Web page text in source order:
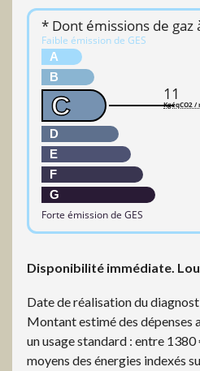
* Dont émissions de
Faible émission de GES
A
B
C
D
E
F
G
Forte émission de GES
11
KgéqCO2 /
Disponibilité immédiate.
Date de réalisation du
Montant estimé des dépenses
un usage standard : entre
moyens des énergies indexés